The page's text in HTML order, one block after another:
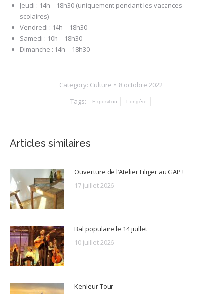
Jeudi : 14h – 18h30 (uniquement pendant les vacances
scolaires)
Vendredi : 14h – 18h30
Samedi : 10h – 18h30
Dimanche : 14h – 18h30
Category: Culture
8 octobre 2022
Tags:
Exposition Longère
Articles similaires
Ouverture de l’Atelier Filiger au GAP !
17 juillet 2026
Bal populaire le 14 juillet
10 juillet 2026
Kenleur Tour